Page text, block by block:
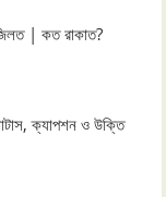
| কত রাকাত?
ক্যাপশন ও উক্তি